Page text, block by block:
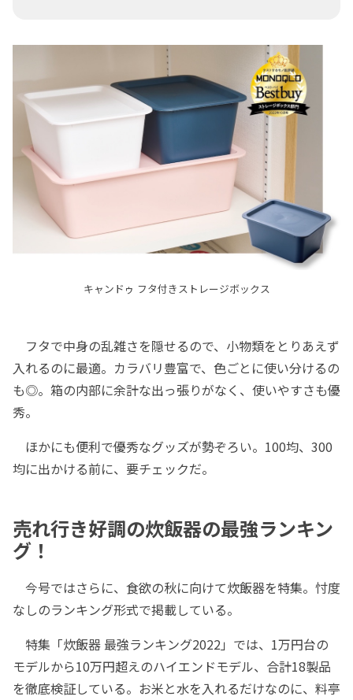
キャンドゥ フタ付きストレージボックス
フタで中身の乱雑さを隠せるので、小物類をとりあえず
入れるのに最適。カラバリ豊富で、色ごとに使い分けるの
も◎。箱の内部に余計な出っ張りがなく、使いやすさも優
秀。
ほかにも便利で優秀なグッズが勢ぞろい。100均、300
均に出かける前に、要チェックだ。
売れ行き好調の炊飯器の最強ランキン
グ！
今号ではさらに、食欲の秋に向けて炊飯器を特集。忖度
なしのランキング形式で掲載している。
特集「炊飯器 最強ランキング2022」では、1万円台の
モデルから10万円超えのハイエンドモデル、合計18製品
を徹底検証している。お米と水を入れるだけなのに、料亭